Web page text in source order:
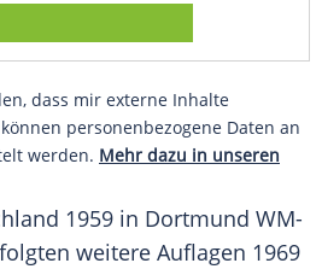
dass mir externe Inhalte
personenbezogene Daten an
werden. Mehr dazu in unseren
1959 in Dortmund WM-
weitere Auflagen 1969